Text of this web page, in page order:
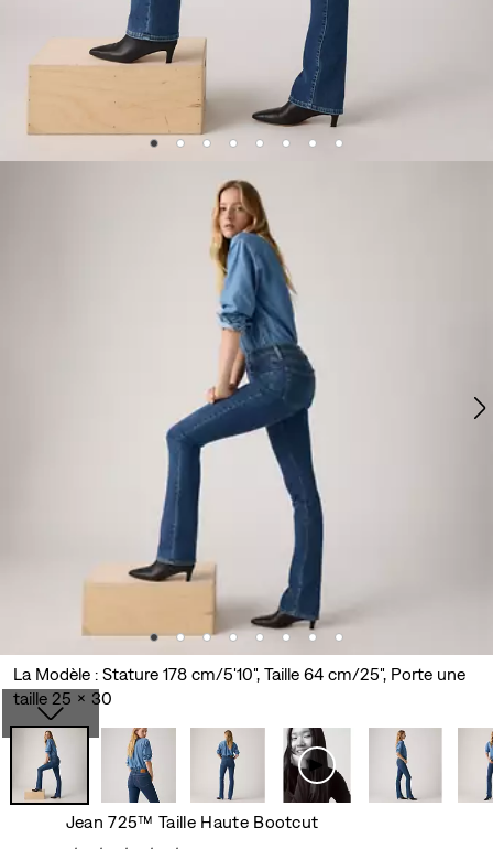
La Modèle : Stature 178 cm/5'10", Taille 64 cm/25", Porte une
taille 25 x 30
Jean 725™ Taille Haute Bootcut